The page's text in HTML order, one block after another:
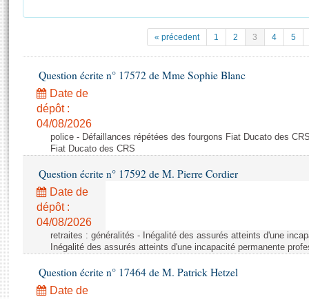
Projets de loi
Propositions de loi
Amendements
Textes adoptés
Rapports législatifs
Rapports sur l'application des lois
Baromètre de l’application des lois
Dossiers législatifs
Budget et sécurité sociale
Documents de référence
( Constitution | Règlement de l'Assemblée ... )
Histoire
Juniors
Anciennes législatures
Contacts et plan d'accès
Photos libres de droit
« précedent 1 2 3 4 5
Question écrite n° 17572 de Mme Sophie Blanc
Date de
dépôt :
04/08/2026
police - Défaillances répétées des fourgons Fiat Ducato des
Fiat Ducato des CRS
Question écrite n° 17592 de M. Pierre Cordier
Date de
dépôt :
04/08/2026
retraites : généralités - Inégalité des assurés atteints d'une
Inégalité des assurés atteints d'une incapacité permanente
Question écrite n° 17464 de M. Patrick Hetzel
Date de